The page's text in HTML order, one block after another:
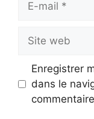
mail
web
Enregistrer
dans le